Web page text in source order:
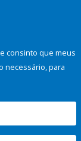
consinto que meus
necessário, para